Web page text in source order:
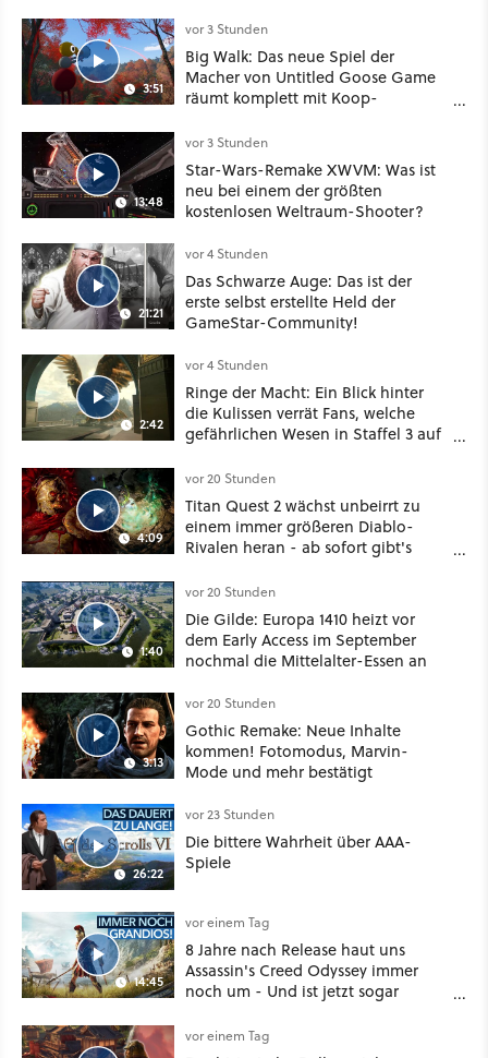
3:51
vor 3 Stunden
Big Walk: Das neue Spiel der
Macher von Untitled Goose Game
räumt komplett mit Koop-
13:48
vor 3 Stunden
Star-Wars-Remake XWVM: Was ist
neu bei einem der größten
kostenlosen Weltraum-Shooter?
21:21
vor 4 Stunden
Das Schwarze Auge: Das ist der
erste selbst erstellte Held der
GameStar-Community!
2:42
vor 4 Stunden
Ringe der Macht: Ein Blick hinter
die Kulissen verrät Fans, welche
gefährlichen Wesen in Staffel 3 auf
4:09
vor 20 Stunden
Titan Quest 2 wächst unbeirrt zu
einem immer größeren Diablo-
Rivalen heran - ab sofort gibt's
Klasse
1:40
vor 20 Stunden
Die Gilde: Europa 1410 heizt vor
dem Early Access im September
nochmal die Mittelalter-Essen an
3:13
vor 20 Stunden
Gothic Remake: Neue Inhalte
kommen! Fotomodus, Marvin-
Mode und mehr bestätigt
26:22
vor 23 Stunden
Die bittere Wahrheit über AAA-
Spiele
14:45
vor einem Tag
8 Jahre nach Release haut uns
Assassin's Creed Odyssey immer
noch um - Und ist jetzt sogar
vor einem Tag